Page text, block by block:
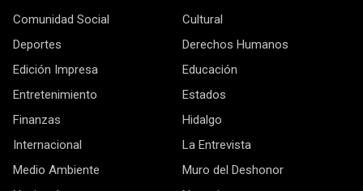
Comunidad Social
Cultural
Deportes
Derechos Humanos
Edición Impresa
Educación
Entretenimiento
Estados
Finanzas
Hidalgo
Internacional
La Entrevista
Medio Ambiente
Muro del Deshonor